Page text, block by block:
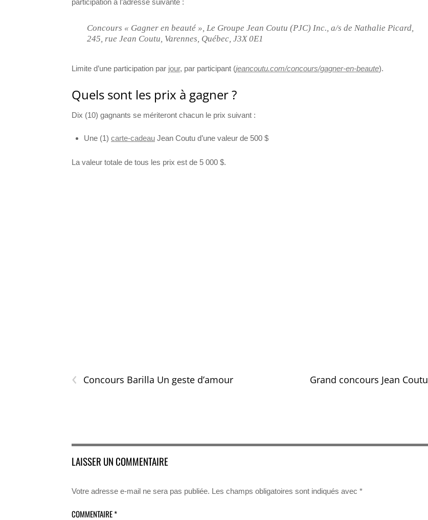
participation à l’adresse suivante :
Concours « Gagner en beauté », Le Groupe Jean Coutu (PJC) Inc., a/s de Nathalie Picard,
245, rue Jean Coutu, Varennes, Québec, J3X 0E1
Limite d’une participation par jour, par participant (jeancoutu.com/concours/gagner-en-beaute).
Quels sont les prix à gagner ?
Dix (10) gagnants se mériteront chacun le prix suivant :
Une (1) carte-cadeau Jean Coutu d’une valeur de 500 $
La valeur totale de tous les prix est de 5 000 $.
‹ Concours Barilla Un geste d’amour Grand concours Jean Coutu
LAISSER UN COMMENTAIRE
Votre adresse e-mail ne sera pas publiée. Les champs obligatoires sont indiqués avec *
COMMENTAIRE*